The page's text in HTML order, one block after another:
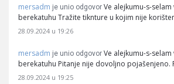
mersadm je unio odgovor Ve alejkumu-s-
berekatuhu Tražite tiknture u kojim nije
28.09.2024 u 19:26
mersadm je unio odgovor Ve alejkumu-s-
berekatuhu Pitanje nije dovoljno pojašenjeno.
28.09.2024 u 19:25